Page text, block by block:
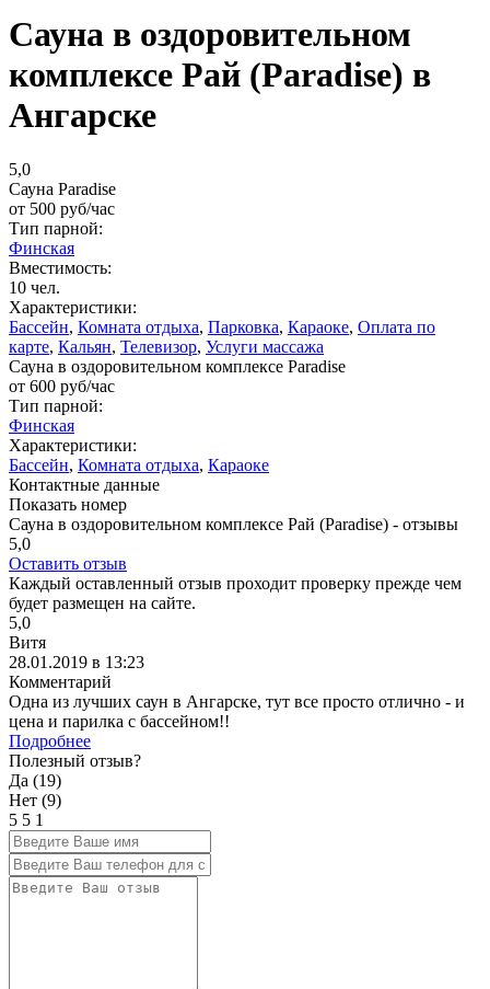
Сауна в оздоровительном
комплексе Рай (Paradise) в
Ангарске
5,0
Сауна Paradise
от 500 руб/час
Тип парной:
Финская
Вместимость:
10 чел.
Характеристики:
Бассейн, Комната отдыха, Парковка, Караоке, Оплата по
карте, Кальян, Телевизор, Услуги массажа
Сауна в оздоровительном комплексе Paradise
от 600 руб/час
Тип парной:
Финская
Характеристики:
Бассейн, Комната отдыха, Караоке
Контактные данные
Показать номер
Сауна в оздоровительном комплексе Рай (Paradise) - отзывы
5,0
Оставить отзыв
Каждый оставленный отзыв проходит проверку прежде чем
будет размещен на сайте.
5,0
Витя
28.01.2019 в 13:23
Комментарий
Одна из лучших саун в Ангарске, тут все просто отлично - и
цена и парилка с бассейном!!
Подробнее
Полезный отзыв?
Да (19)
Нет (9)
5 5 1